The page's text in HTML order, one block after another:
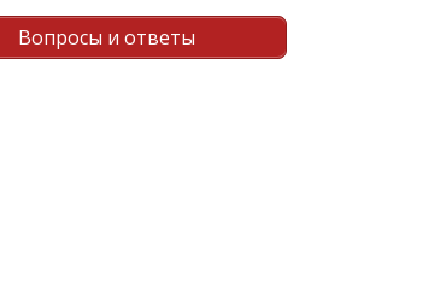
Вопросы и ответы